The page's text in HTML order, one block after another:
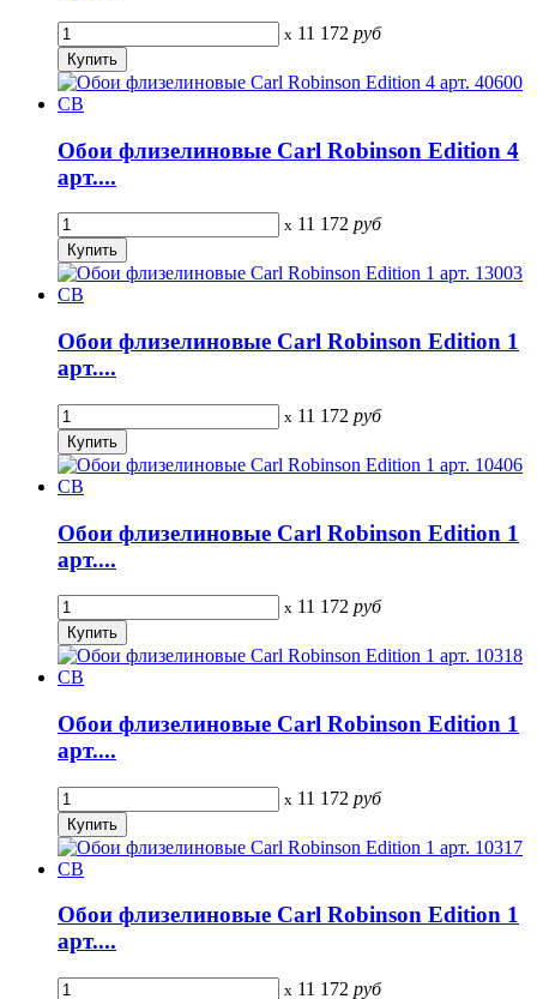
x 11 172 руб
Обои флизелиновые Carl Robinson Edition 4
арт....
x 11 172 руб
Обои флизелиновые Carl Robinson Edition 1
арт....
x 11 172 руб
Обои флизелиновые Carl Robinson Edition 1
арт....
x 11 172 руб
Обои флизелиновые Carl Robinson Edition 1
арт....
x 11 172 руб
Обои флизелиновые Carl Robinson Edition 1
арт....
x 11 172 руб